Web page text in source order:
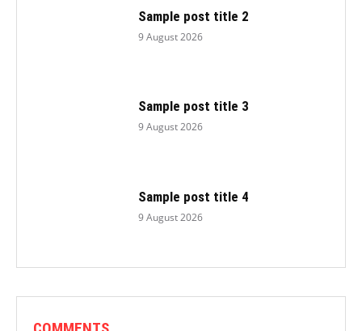
Sample post title 2
9 August 2026
Sample post title 3
9 August 2026
Sample post title 4
9 August 2026